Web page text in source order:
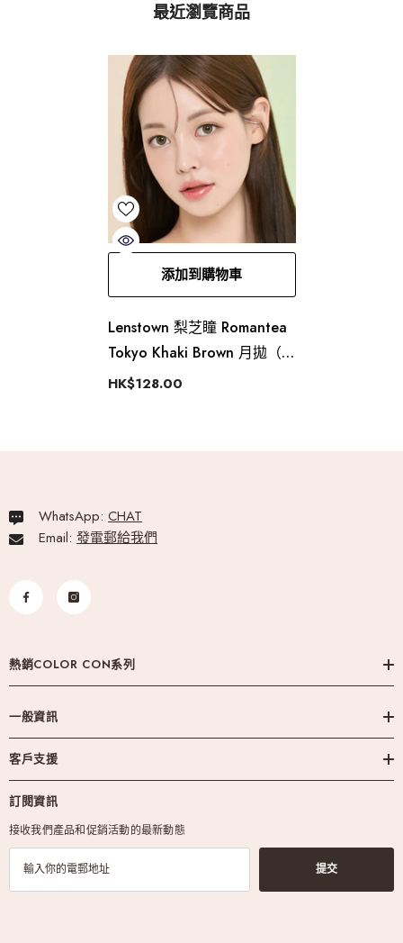
最近瀏覽商品
添加到購物車
Lenstown 梨芝瞳 Romantea
Tokyo Khaki Brown 月拋（2
片）
HK$128.00
WhatsApp: CHAT
Email: 發電郵給我們
熱銷COLOR CON系列
一般資訊
客戶支援
訂閱資訊
接收我們產品和促銷活動的最新動態
提交